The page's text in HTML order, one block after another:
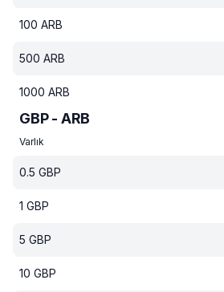
100 ARB
500 ARB
1000 ARB
GBP - ARB
Varlık
0.5 GBP
1 GBP
5 GBP
10 GBP